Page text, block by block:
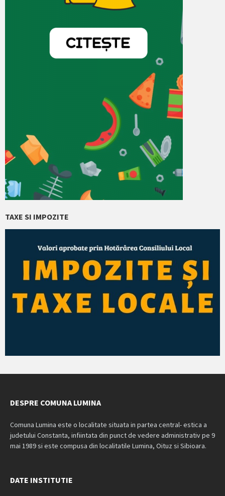
TAXE SI IMPOZITE
DESPRE COMUNA LUMINA
Comuna Lumina este o localitate situata in partea central- estica a
judetului Constanta, infiintata din punct de vedere administrativ pe 9
mai 1989 si este compusa din localitatile Lumina, Oituz si Sibioara.
DATE INSTITUTIE